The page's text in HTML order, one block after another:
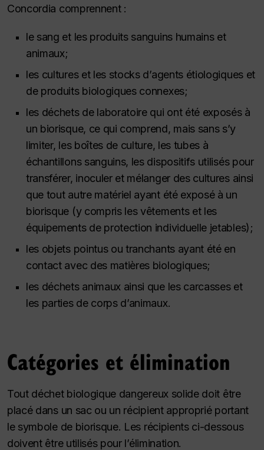
Concordia comprennent :
le sang et les produits sanguins humains et
animaux;
les cultures et les stocks d’agents étiologiques et
de produits biologiques connexes;
les déchets de laboratoire qui ont été exposés à
un biorisque, ce qui comprend, mais sans s’y
limiter, les boîtes de culture, les tubes à
échantillons sanguins, les dispositifs utilisés pour
transférer, inoculer et mélanger des cultures ainsi
que tout autre matériel ayant été exposé à un
biorisque (y compris les vêtements et les
équipements de protection individuelle jetables);
les objets pointus ou tranchants ayant été en
contact avec des matières biologiques;
les déchets animaux ainsi que les carcasses et
les parties de corps d’animaux.
Catégories et élimination
Tout déchet biologique dangereux solide doit être
placé dans un sac ou un récipient approprié portant
le symbole de biorisque. Les récipients ci-dessous
doivent être utilisés pour l’élimination.